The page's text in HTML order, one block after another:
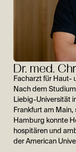
Dr. med.
Facharzt für Haut-
Nach dem
Liebig-Universität
Frankfurt am
Hamburg konnte
hospitären und
der American